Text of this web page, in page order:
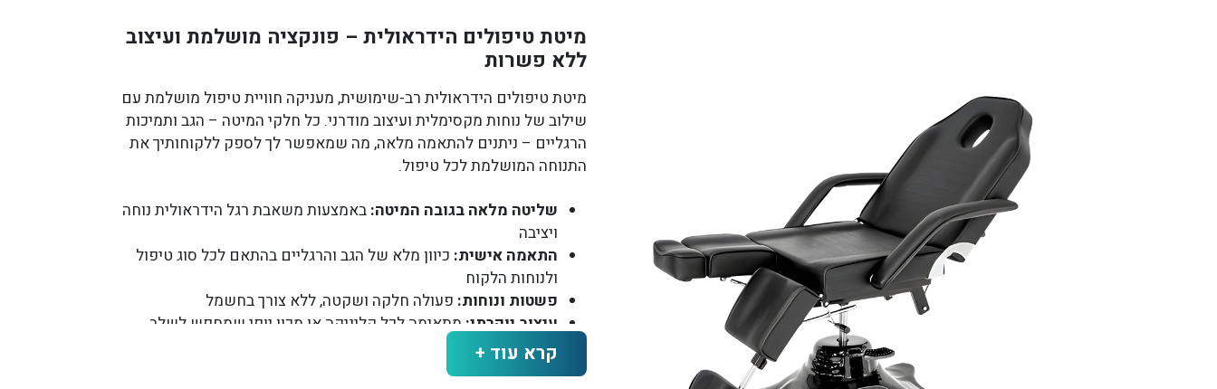
מיטת טיפולים הידראולית – פונקציה מושלמת ועיצוב
ללא פשרות
מיטת טיפולים הידראולית רב-שימושית, מעניקה חוויית טיפול מושלמת עם
שילוב של נוחות מקסימלית ועיצוב מודרני. כל חלקי המיטה – הגב ותמיכות
הרגליים – ניתנים להתאמה מלאה, מה שמאפשר לך לספק ללקוחותיך את
התנוחה המושלמת לכל טיפול.
שליטה מלאה בגובה המיטה: באמצעות משאבת רגל הידראולית נוחה
ויציבה
התאמה אישית: כיוון מלא של הגב והרגליים בהתאם לכל סוג טיפול
ולנוחות הלקוח
פשטות ונוחות: פעולה חלקה ושקטה, ללא צורך בחשמל
עיצוב יוקרתי: מתאימה לכל קליניקה או מכון יופי שמחפש לשלב
פונקציונליות עם קלאסיות
צבעים זמינים:
שחור / לבן
קרא עוד +